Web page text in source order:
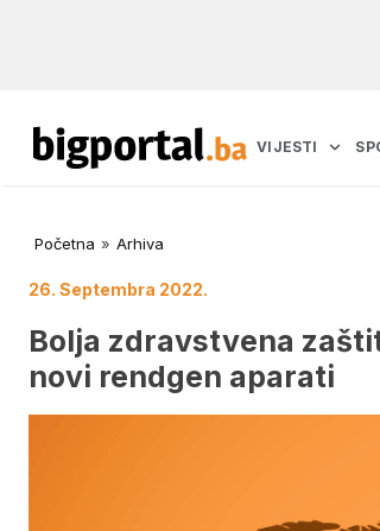
VIJESTI
Početna » Arhiva
26. Septembra 2022.
Bolja zdravstvena
novi rendgen aparati